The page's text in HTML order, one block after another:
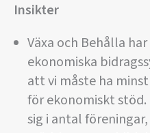
Insikter
Växa och Behålla
ekonomiska
att vi måste ha
för ekonomiskt
sig i antal